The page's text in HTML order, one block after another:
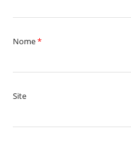
Nome*
Site